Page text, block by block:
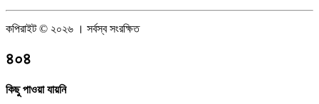
কপিরাইট © ২০২৬ । সর্বস্ব সংরক্ষিত
৪০৪
কিছু পাওয়া যায়নি